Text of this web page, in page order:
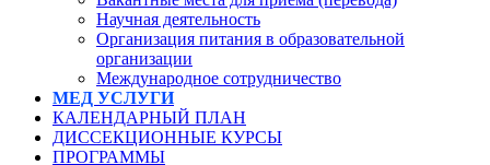
Научная деятельность
Организация питания в образовательной
организации
Международное сотрудничество
МЕД УСЛУГИ
КАЛЕНДАРНЫЙ ПЛАН
ДИССЕКЦИОННЫЕ КУРСЫ
ПРОГРАММЫ